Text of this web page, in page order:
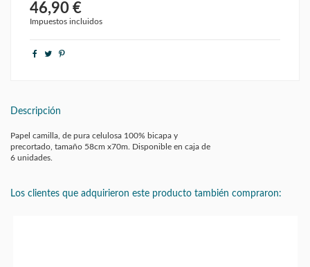
46,90 €
Impuestos incluidos
Descripción
Papel camilla, de pura celulosa 100% bicapa y
precortado, tamaño 58cm x70m. Disponible en caja de
6 unidades.
Los clientes que adquirieron este producto también compraron: